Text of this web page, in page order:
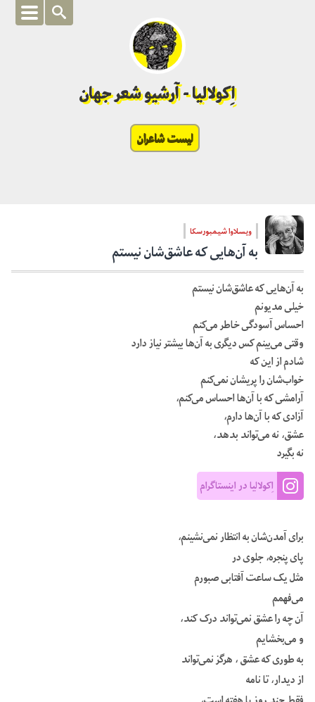
اِکولالیا - آرشیو شعر جهان
لیست شاعران
ویسلاوا شیمبورسکا
به آن‌هایی که عاشق‌شان نیستم
به آن‌هایی که عاشق‌شان نیستم
خیلی مدیونم
احساس آسودگی خاطر می‌کنم
وقتی می‌بینم کس دیگری به آن‌ها بیشتر نیاز دارد
شادم از این که
خواب‌شان را پریشان نمی‌کنم
آرامشی که با آن‌ها احساس می‌کنم،
آزادی که با آن‌ها دارم،
عشق، نه می‌تواند بدهد،
نه بگیرد
اِکولالیا در اینستاگرام
برای آمدن‌شان به انتظار نمی‌نشینم،
پای پنجره، جلوی در
مثل یک ساعت آفتابی صبورم
می‌فهمم
آن چه را عشق نمی‌تواند درک کند،
و می‌بخشایم
به طوری که عشق ، هرگز نمی‌تواند
از دیدار، تا نامه